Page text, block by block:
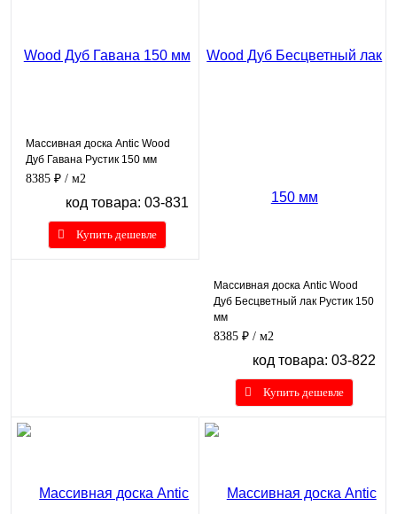
Массивная доска Antic Wood
Дуб Гавана Рустик 150 мм
8385 ₽ / м2
код товара: 03-831
Купить дешевле
Массивная доска Antic Wood
Дуб Бесцветный лак Рустик 150
мм
8385 ₽ / м2
код товара: 03-822
Купить дешевле